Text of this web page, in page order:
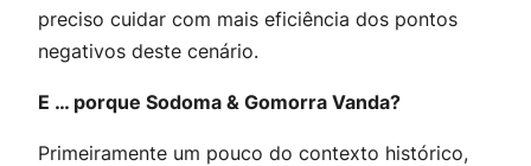
preciso cuidar com mais eficiência dos pontos
negativos deste cenário.
E … porque Sodoma & Gomorra Vanda?
Primeiramente um pouco do contexto histórico,